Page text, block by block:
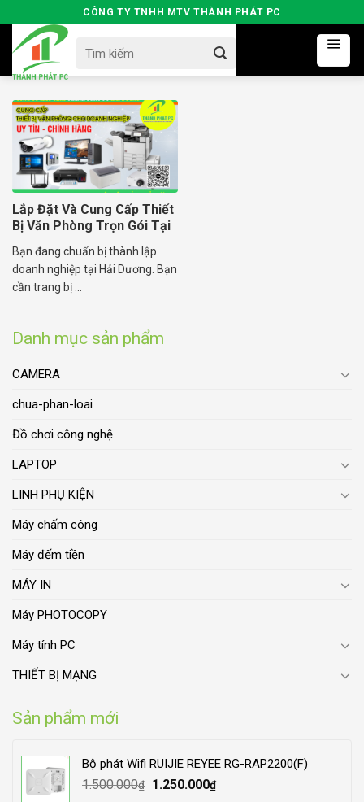
to
content
CÔNG TY TNHH MTV THÀNH PHÁT PC
for:
Danh mục sản phẩm
CAMERA
chua-phan-loai
Đồ chơi công nghệ
LAPTOP
LINH PHỤ KIỆN
Máy chấm công
Máy đếm tiền
MÁY IN
Máy PHOTOCOPY
Máy tính PC
THIẾT BỊ MẠNG
Sản phẩm mới
Bộ phát Wifi RUIJIE REYEE RG-RAP2200(F)
1.500.000₫
Original
1.250.000₫Current
Lắp Đặt Và Cung Cấp Thiết
Bị Văn Phòng Trọn Gói Tại
Bạn đang chuẩn bị thành lập
doanh nghiệp tại Hải Dương. Bạn
cần trang bị ...